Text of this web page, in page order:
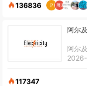
136836
阿尔
阿尔
117347